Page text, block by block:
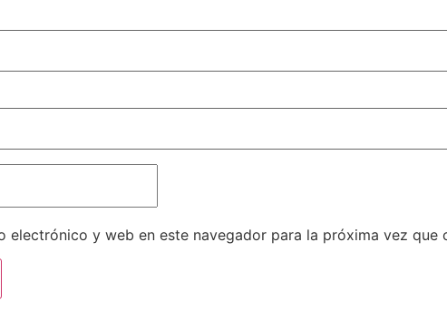
electrónico y web en este navegador para la próxima vez que